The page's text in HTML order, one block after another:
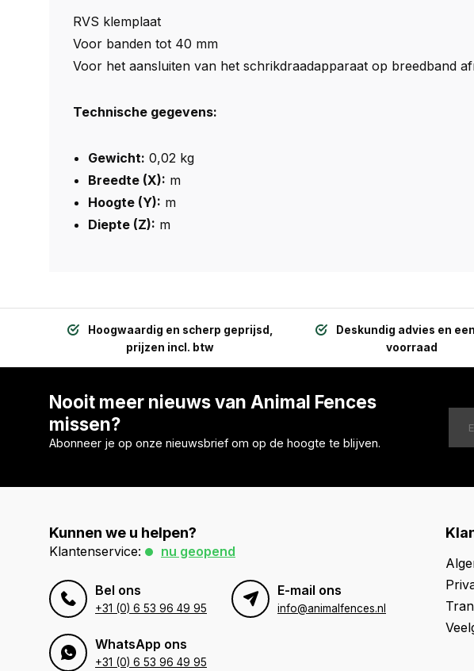
RVS klemplaat
Voor banden tot 40 mm
Voor het aansluiten van het schrikdraadapparaat op breedband
Technische gegevens:
Gewicht: 0,02 kg
Breedte (X): m
Hoogte (Y): m
Diepte (Z): m
Hoogwaardig en scherp geprijsd,
prijzen incl. btw
Deskundig advies en
voorraad
Nooit meer nieuws van Animal Fences
missen?
Abonneer je op onze nieuwsbrief om op de hoogte te blijven.
Kunnen we u helpen?
Klantenservice: nu geopend
Bel ons
+31 (0) 6 53 96 49 95
E-mail ons
info@animalfences.nl
WhatsApp ons
+31 (0) 6 53 96 49 95